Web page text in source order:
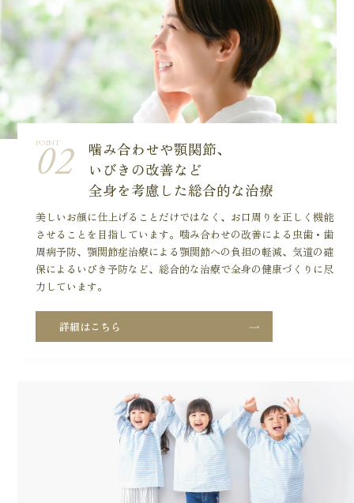
POINT
02
噛み合わせや顎関節、
いびきの改善など
全身を考慮した総合的な治療
美しいお顔に仕上げることだけではなく、お口周りを正しく機能
させることを目指しています。噛み合わせの改善による虫歯・歯
周病予防、顎関節症治療による顎関節への負担の軽減、気道の確
保によるいびき予防など、総合的な治療で全身の健康づくりに尽
力しています。
詳細はこちら